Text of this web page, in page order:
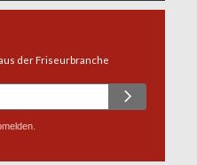
der Friseurbranche